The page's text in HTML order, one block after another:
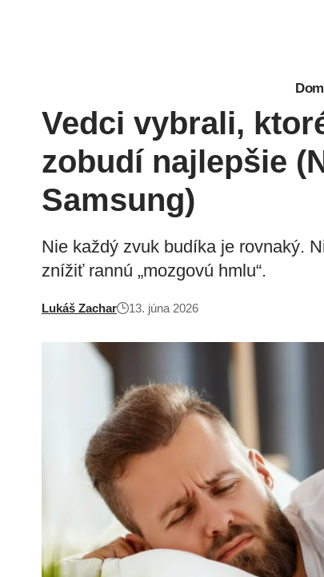
Vedci vybrali,
zobudí najlepšie
Samsung)
Nie každý zvuk budíka je rovnaký.
znížiť rannú „mozgovú hmlu“.
Lukáš Zachar 13. júna 2026